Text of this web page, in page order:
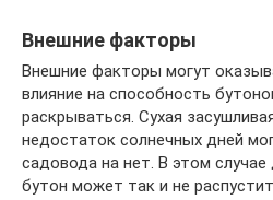
Внешние факторы
Внешние факторы могут
влияние на способность
раскрываться. Сухая
недостаток солнечных дней
садовода на нет. В этом
бутон может так и не